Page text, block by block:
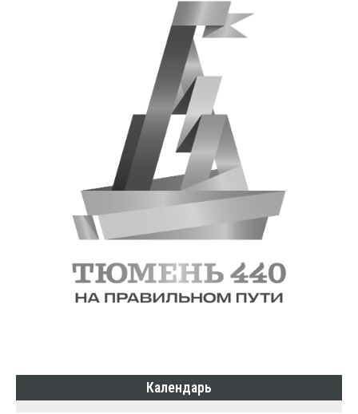
Календарь